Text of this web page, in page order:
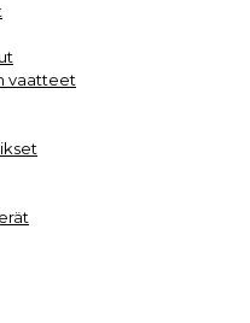
vaatteet